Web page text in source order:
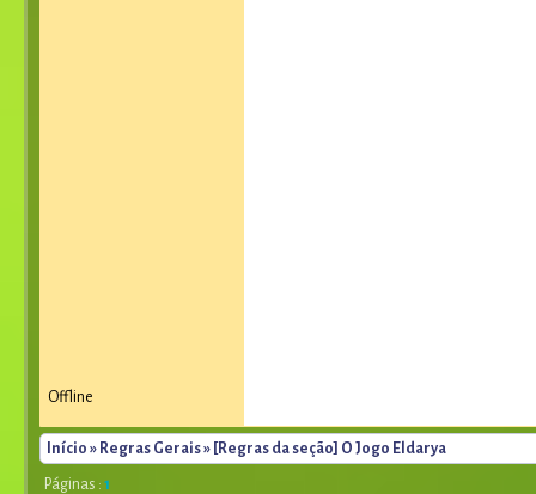
Offline
Início » Regras Gerais» [Regras da seção] O Jogo Eldarya
Páginas : 1